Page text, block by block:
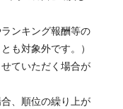
ンキング報酬等の
も対象外です。）
ていただく場合が
、順位の繰り上が